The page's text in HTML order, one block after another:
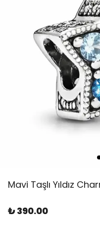
Mavi Taşlı Yıldız
₺ 390.00